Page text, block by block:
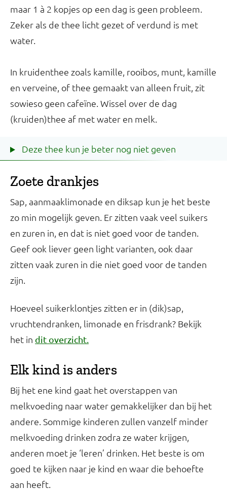
maar 1 à 2 kopjes op een dag is geen probleem.
Zeker als de thee licht gezet of verdund is met
water.
In kruidenthee zoals kamille, rooibos, munt, kamille
en verveine, of thee gemaakt van alleen fruit, zit
sowieso geen cafeïne. Wissel over de dag
(kruiden)thee af met water en melk.
Deze thee kun je beter nog niet geven
Zoete drankjes
Sap, aanmaaklimonade en diksap kun je het beste
zo min mogelijk geven. Er zitten vaak veel suikers
en zuren in, en dat is niet goed voor de tanden.
Geef ook liever geen light varianten, ook daar
zitten vaak zuren in die niet goed voor de tanden
zijn.
Hoeveel suikerklontjes zitten er in (dik)sap,
vruchtendranken, limonade en frisdrank? Bekijk
het in dit overzicht.
Elk kind is anders
Bij het ene kind gaat het overstappen van
melkvoeding naar water gemakkelijker dan bij het
andere. Sommige kinderen zullen vanzelf minder
melkvoeding drinken zodra ze water krijgen,
anderen moet je ‘leren’ drinken. Het beste is om
goed te kijken naar je kind en waar die behoefte
aan heeft.